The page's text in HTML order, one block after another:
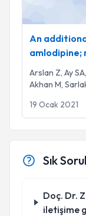
An
amlodipine;
Arslan Z, Ay
Akhan M,
19 Ocak 2021
Sık
Doç. Dr.
iletişime